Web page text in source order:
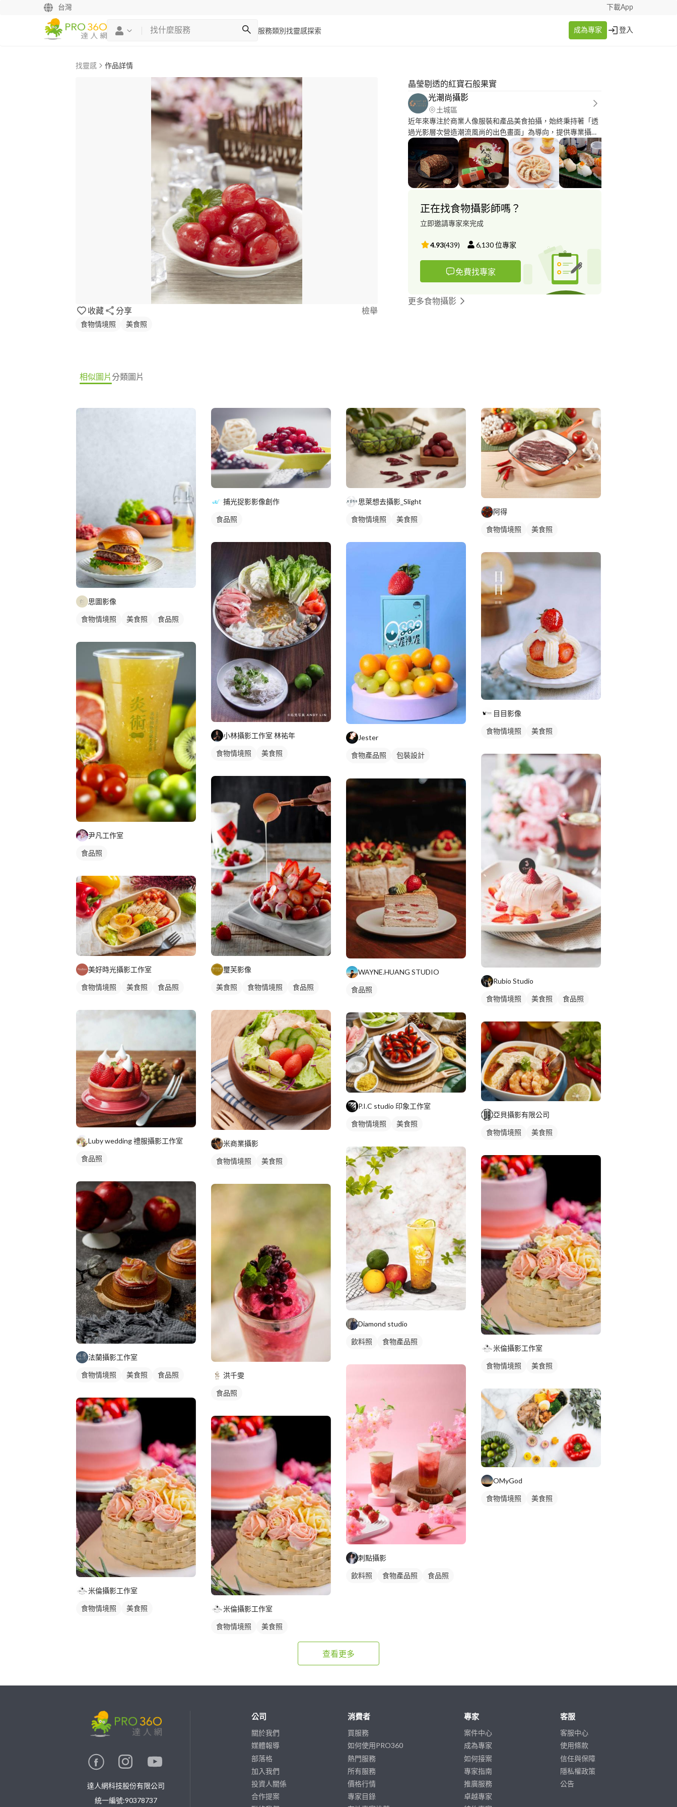
台灣 下載App
服務類別 找靈感探索 成為專家 登入
找靈感 作品詳情
收藏 分享 檢舉
食物情境照 美食照
晶瑩剔透的紅寶石般果實
光潮尚攝影
土城區
近年來專注於商業人像服裝和產品美食拍攝，始終秉持著「透
過光影層次營造潮流風尚的出色畫面」為導向，提供專業攝影
燈光器材和多樣風格拍攝道具和背景來提升服務品質。
正在找食物攝影師嗎？
立即邀請專家來完成
4.93(439) 6,130位專家
免費找專家
更多食物攝影
相似圖片分類圖片
思圖影像
食物情境照 美食照 食品照
尹凡工作室
食品照
美好時光攝影工作室
食物情境照 美食照 食品照
Luby wedding 禮服攝影工作室
食品照
法蘭攝影工作室
食物情境照 美食照 食品照
米倫攝影工作室
食物情境照 美食照
捕光捉影影像創作
食品照
小林攝影工作室 林祐年
食物情境照 美食照
璽芙影像
美食照 食物情境照 食品照
米商業攝影
食物情境照 美食照
洪千雯
食品照
米倫攝影工作室
食物情境照 美食照
思萊想去攝影_Slight
食物情境照 美食照
Jester
食物產品照
包裝設計
WAYNE.HUANG STUDIO
食品照
P.I.C studio 印象工作室
食物情境照 美食照
Diamond studio
飲料照 食物產品照
刺點攝影
飲料照 食物產品照 食品照
阿得
食物情境照 美食照
目目影像
食物情境照 美食照
Rubio Studio
食物情境照 美食照 食品照
亞貝攝影有限公司
食物情境照 美食照
米倫攝影工作室
食物情境照 美食照
OMyGod
食物情境照 美食照
查看更多
達人網科技股份有限公司
統一編號:90378737
公司
關於我們
媒體報導
部落格
加入我們
投資人關係
合作提案
消費者
買服務
如何使用PRO360
熱門服務
所有服務
價格行情
專家目錄
專家
案件中心
成為專家
如何接案
專家指南
推廣服務
卓越專家
客服
客服中心
使用條款
信任與保障
隱私權政策
公告